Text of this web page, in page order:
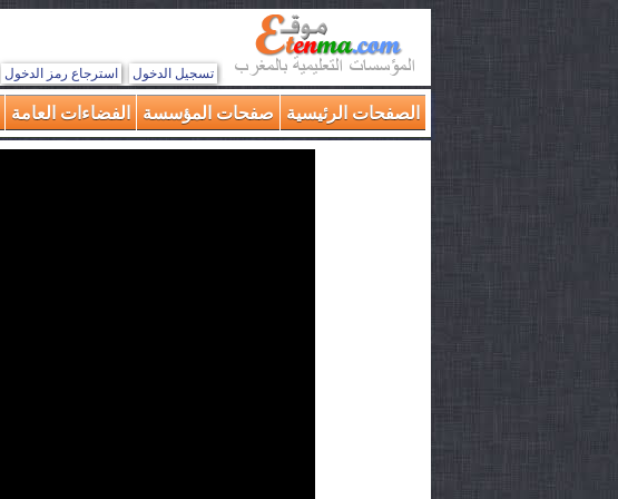
تسجيل الدخول استرجاع رمز الدخول
الصفحات الرئيسية صفحات المؤسسة الفضاءات العامة